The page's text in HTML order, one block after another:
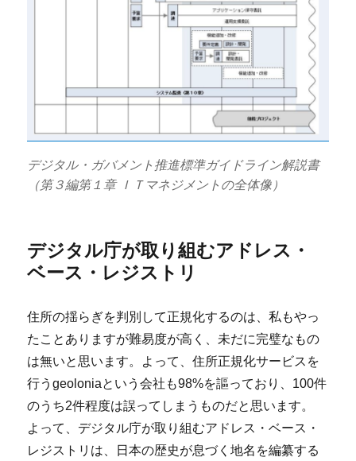
デジタル・ガバメント推進標準ガイドライン解説書
（第３編第１章 ＩＴマネジメントの全体像）
デジタル庁が取り組むアドレス・
ベース・レジストリ
住所の揺らぎを判別して正規化するのは、私もやっ
たことありますが難易度が高く、未だに完璧なもの
は無いと思います。よって、住所正規化サービスを
行うgeoloniaという会社も98%を謳っており、100件
のうち2件程度は誤ってしまうものだと思います。
よって、デジタル庁が取り組むアドレス・ベース・
レジストリは、日本の歴史が息づく地名を編纂する